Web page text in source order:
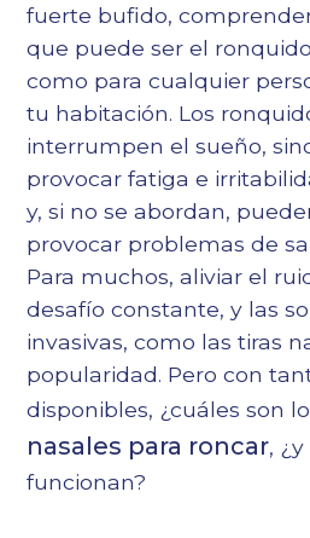
fuerte bufido,
que puede ser el
como para cualquier
tu habitación. Los
interrumpen el sueño,
provocar fatiga e
y, si no se abordan,
provocar problemas de
Para muchos, aliviar el
desafío constante, y las
invasivas, como las tiras
popularidad. Pero con
disponibles, ¿cuáles son
nasales para roncar,
funcionan?